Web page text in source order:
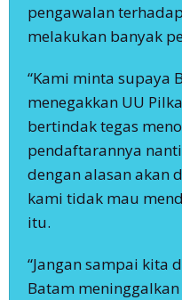
pengawalan
melakukan banyak
“Kami minta supaya
menegakkan UU
bertindak tegas
pendaftarannya
dengan alasan akan
kami tidak mau
itu.
“Jangan sampai kita
Batam